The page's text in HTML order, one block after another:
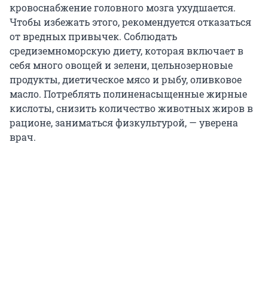
кровоснабжение головного мозга ухудшается.
Чтобы избежать этого, рекомендуется отказаться
от вредных привычек. Соблюдать
средиземноморскую диету, которая включает в
себя много овощей и зелени, цельнозерновые
продукты, диетическое мясо и рыбу, оливковое
масло. Потреблять полиненасыщенные жирные
кислоты, снизить количество животных жиров в
рационе, заниматься физкультурой, — уверена
врач.